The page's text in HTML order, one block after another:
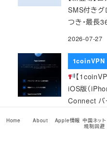
SMS付きグ
つき・最長
2026-07-27
1coinVPN
【
iOS版（
Connect バ
2026-07-26
Home About Apple情報 中国ネット
規制回避